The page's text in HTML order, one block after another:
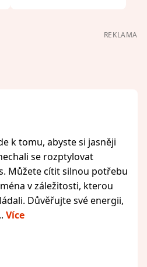
REKLAMA
k tomu, abyste si jasněji
se rozptylovat
Můžete cítit silnou potřebu
v záležitosti, kterou
Důvěřujte své energii,
Více